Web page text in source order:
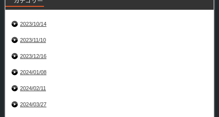
2023/10/14
2023/11/10
2023/12/16
2024/01/08
2024/02/11
2024/03/27